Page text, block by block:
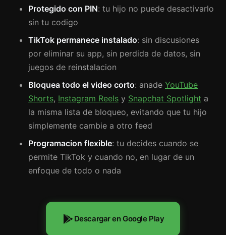
Protegido con PIN: tu hijo no puede desactivarlo
sin tu codigo
TikTok permanece instalado: sin discusiones
por eliminar su app, sin perdida de datos, sin
juegos de reinstalacion
Bloquea todo el video corto: anade YouTube
Shorts, Instagram Reels y Snapchat Spotlight a
la misma lista de bloqueo, evitando que tu hijo
simplemente cambie a otro feed
Programacion flexible: tu decides cuando se
permite TikTok y cuando no, en lugar de un
enfoque de todo o nada
Descargar en Google Play